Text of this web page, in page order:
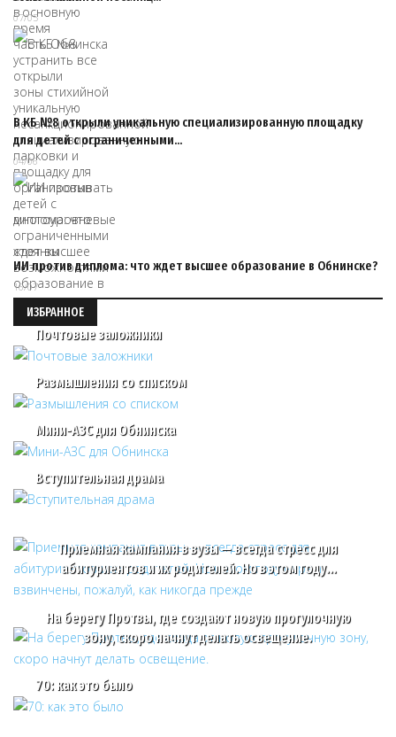
07/05
В КБ №8 открыли уникальную специализированную площадку
для детей с ограниченными…
04/06
ИИ против диплома: что ждет высшее образование в Обнинске?
16/07
ИЗБРАННОЕ
Почтовые заложники
Размышления со списком
Мини-АЗС для Обнинска
Вступительная драма
Приемная кампания в вузы — всегда стресс для
абитуриентов и их родителей. Но в этом году…
На берегу Протвы, где создают новую прогулочную
зону, скоро начнут делать освещение.
70: как это было